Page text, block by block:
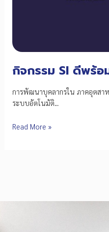
กิจกรรม SI ดีพร้อ
การพัฒนาบุคลากรใน ภาคอุตสา
ระบบอัตโนมัติ…
กิจกรรม
Read More »